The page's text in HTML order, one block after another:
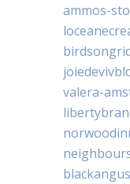
ammos-
valera-